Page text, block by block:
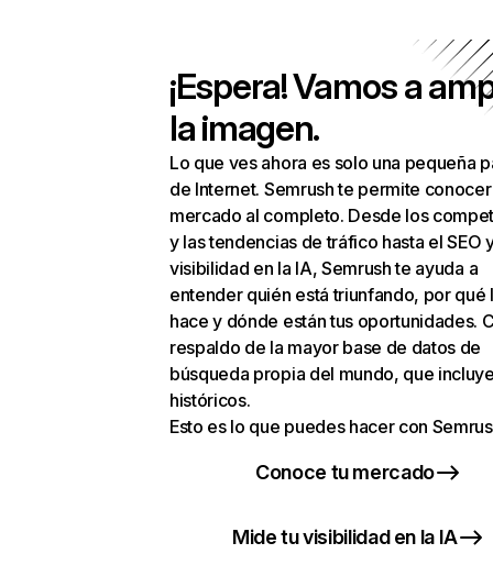
¡Espera! Vamos a
la imagen.
Lo que ves ahora es solo una pequeña
de Internet. Semrush te permite
mercado al completo. Desde los
y las tendencias de tráfico hasta el SEO
visibilidad en la IA, Semrush te ayuda a
entender quién está triunfando, por qué
hace y dónde están tus oportunidades.
respaldo de la mayor base de datos de
búsqueda propia del mundo, que
históricos.
Esto es lo que puedes hacer con
Conoce tu mercado
Mide tu visibilidad en la IA